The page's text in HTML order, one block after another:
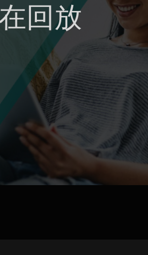
回放
请上传.jpg、.png、.gif格式图片，大小不超过5MB。